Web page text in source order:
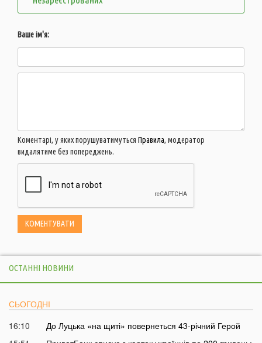
Ваше ім'я:
Коментарі, у яких порушуватимуться Правила, модератор
видалятиме без попереджень.
ОСТАННІ НОВИНИ
СЬОГОДНІ
16:10
До Луцька «на щиті» повернеться 43-річний Герой